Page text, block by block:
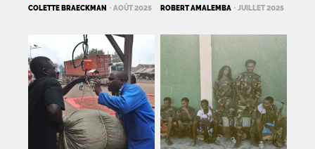
COLETTE BRAECKMAN · AOÛT 2025 ROBERT AMALEMBA · JUILLET 2025